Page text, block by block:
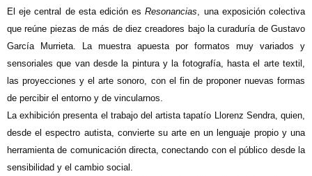
El eje central de esta edición esResonancias, una exposición colectiva
que reúne piezas de más de diez creadores bajo la curaduría de Gustavo
García Murrieta. La muestra apuesta por formatos muy variados y
sensoriales que van desde la pintura y la fotografía, hasta el arte textil,
las proyecciones y el arte sonoro, con el fin de proponer nuevas formas
de percibir el entorno y de vincularnos.
La exhibición presenta el trabajo del artista tapatío Llorenz Sendra, quien,
desde el espectro autista, convierte su arte en un lenguaje propio y una
herramienta de comunicación directa, conectando con el público desde la
sensibilidad y el cambio social.